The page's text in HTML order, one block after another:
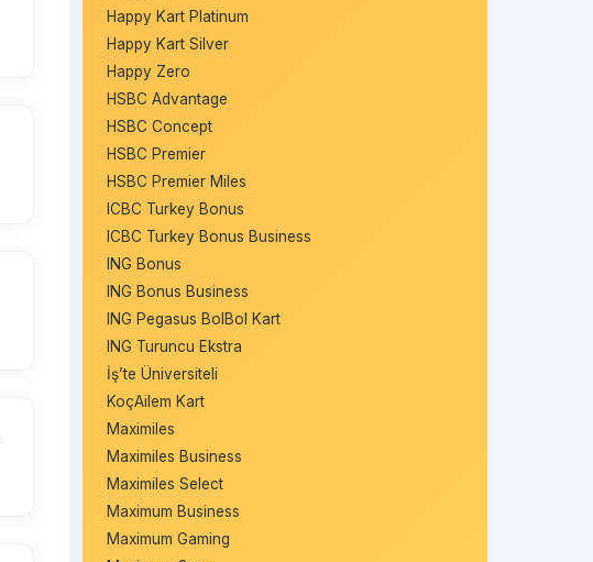
Happy Kart Platinum
Happy Kart Silver
Happy Zero
HSBC Advantage
HSBC Concept
HSBC Premier
HSBC Premier Miles
ICBC Turkey Bonus
ICBC Turkey Bonus Business
ING Bonus
ING Bonus Business
ING Pegasus BolBol Kart
ING Turuncu Ekstra
İş’te Üniversiteli
KoçAilem Kart
Maximiles
Maximiles Business
Maximiles Select
Maximum Business
Maximum Gaming